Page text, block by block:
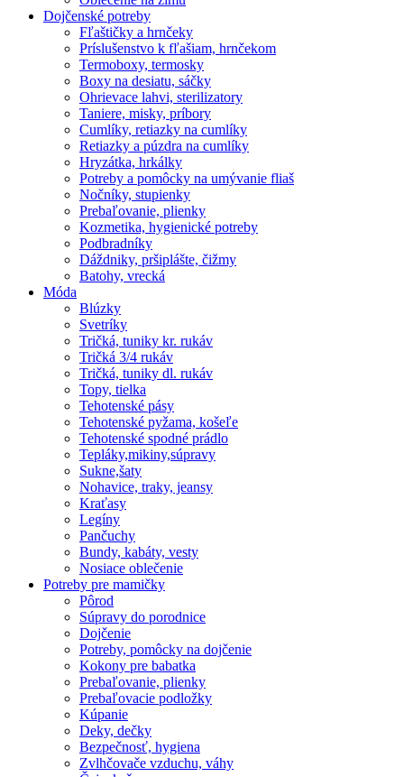
Dojčenské potreby
Fľaštičky a hrnčeky
Príslušenstvo k fľašiam, hrnčekom
Termoboxy, termosky
Boxy na desiatu, sáčky
Ohrievace lahvi, sterilizatory
Taniere, misky, príbory
Cumlíky, retiazky na cumlíky
Retiazky a púzdra na cumlíky
Hryzátka, hrkálky
Potreby a pomôcky na umývanie fliaš
Nočníky, stupienky
Prebaľovanie, plienky
Kozmetika, hygienické potreby
Podbradníky
Dáždniky, pršiplášte, čižmy
Batohy, vrecká
Móda
Blúzky
Svetríky
Tričká, tuniky kr. rukáv
Tričká 3/4 rukáv
Tričká, tuniky dl. rukáv
Topy, tielka
Tehotenské pásy
Tehotenské pyžama, košeľe
Tehotenské spodné prádlo
Tepláky,mikiny,súpravy
Sukne,šaty
Nohavice, traky, jeansy
Kraťasy
Legíny
Pančuchy
Bundy, kabáty, vesty
Nosiace oblečenie
Potreby pre mamičky
Pôrod
Súpravy do porodnice
Dojčenie
Potreby, pomôcky na dojčenie
Kokony pre babatka
Prebaľovanie, plienky
Prebaľovacie podložky
Kúpanie
Deky, dečky
Bezpečnosť, hygiena
Zvlhčovače vzduchu, váhy